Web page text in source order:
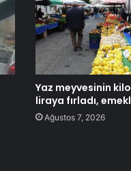
Yaz meyvesinin
liraya fırladı,
Ağustos 7, 2026